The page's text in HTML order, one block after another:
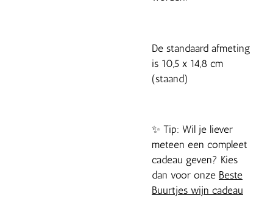
De standaard afmeting
is 10,5 x 14,8 cm
(staand)
✨ Tip: Wil je liever
meteen een compleet
cadeau geven? Kies
dan voor onze Beste
Buurtjes wijn cadeau